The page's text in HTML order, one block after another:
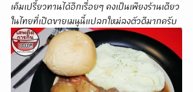
เค็มเปรี้ยวทานได้อีกเรื่อยๆ คงเป็นเพียงร้านเดียว
ในไทยที่เปิดขายเมนูนี้แปลกใหม่ลงตัวดีมากครับ